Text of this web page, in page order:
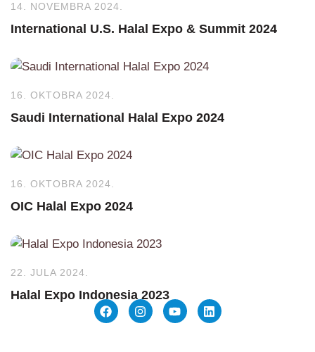
14. NOVEMBRA 2024.
International U.S. Halal Expo & Summit 2024
16. OKTOBRA 2024.
Saudi International Halal Expo 2024
16. OKTOBRA 2024.
OIC Halal Expo 2024
22. JULA 2024.
Halal Expo Indonesia 2023